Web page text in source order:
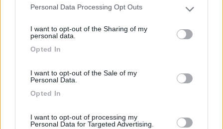
Please note that this website/app uses one or more Google
not limited to your visit or usage behaviour. You may click to
grant or deny consent to Google and its third-party tags to
use your data for below specified purposes in below Google
Personal Data Processing Opt Outs
I want to opt-out of the Sharing of my
personal data.
Opted In
I want to opt-out of the Sale of my
Personal Data.
Opted In
I want to opt-out of processing my
Personal Data for Targeted Advertising.
2
Servizi / Posizione